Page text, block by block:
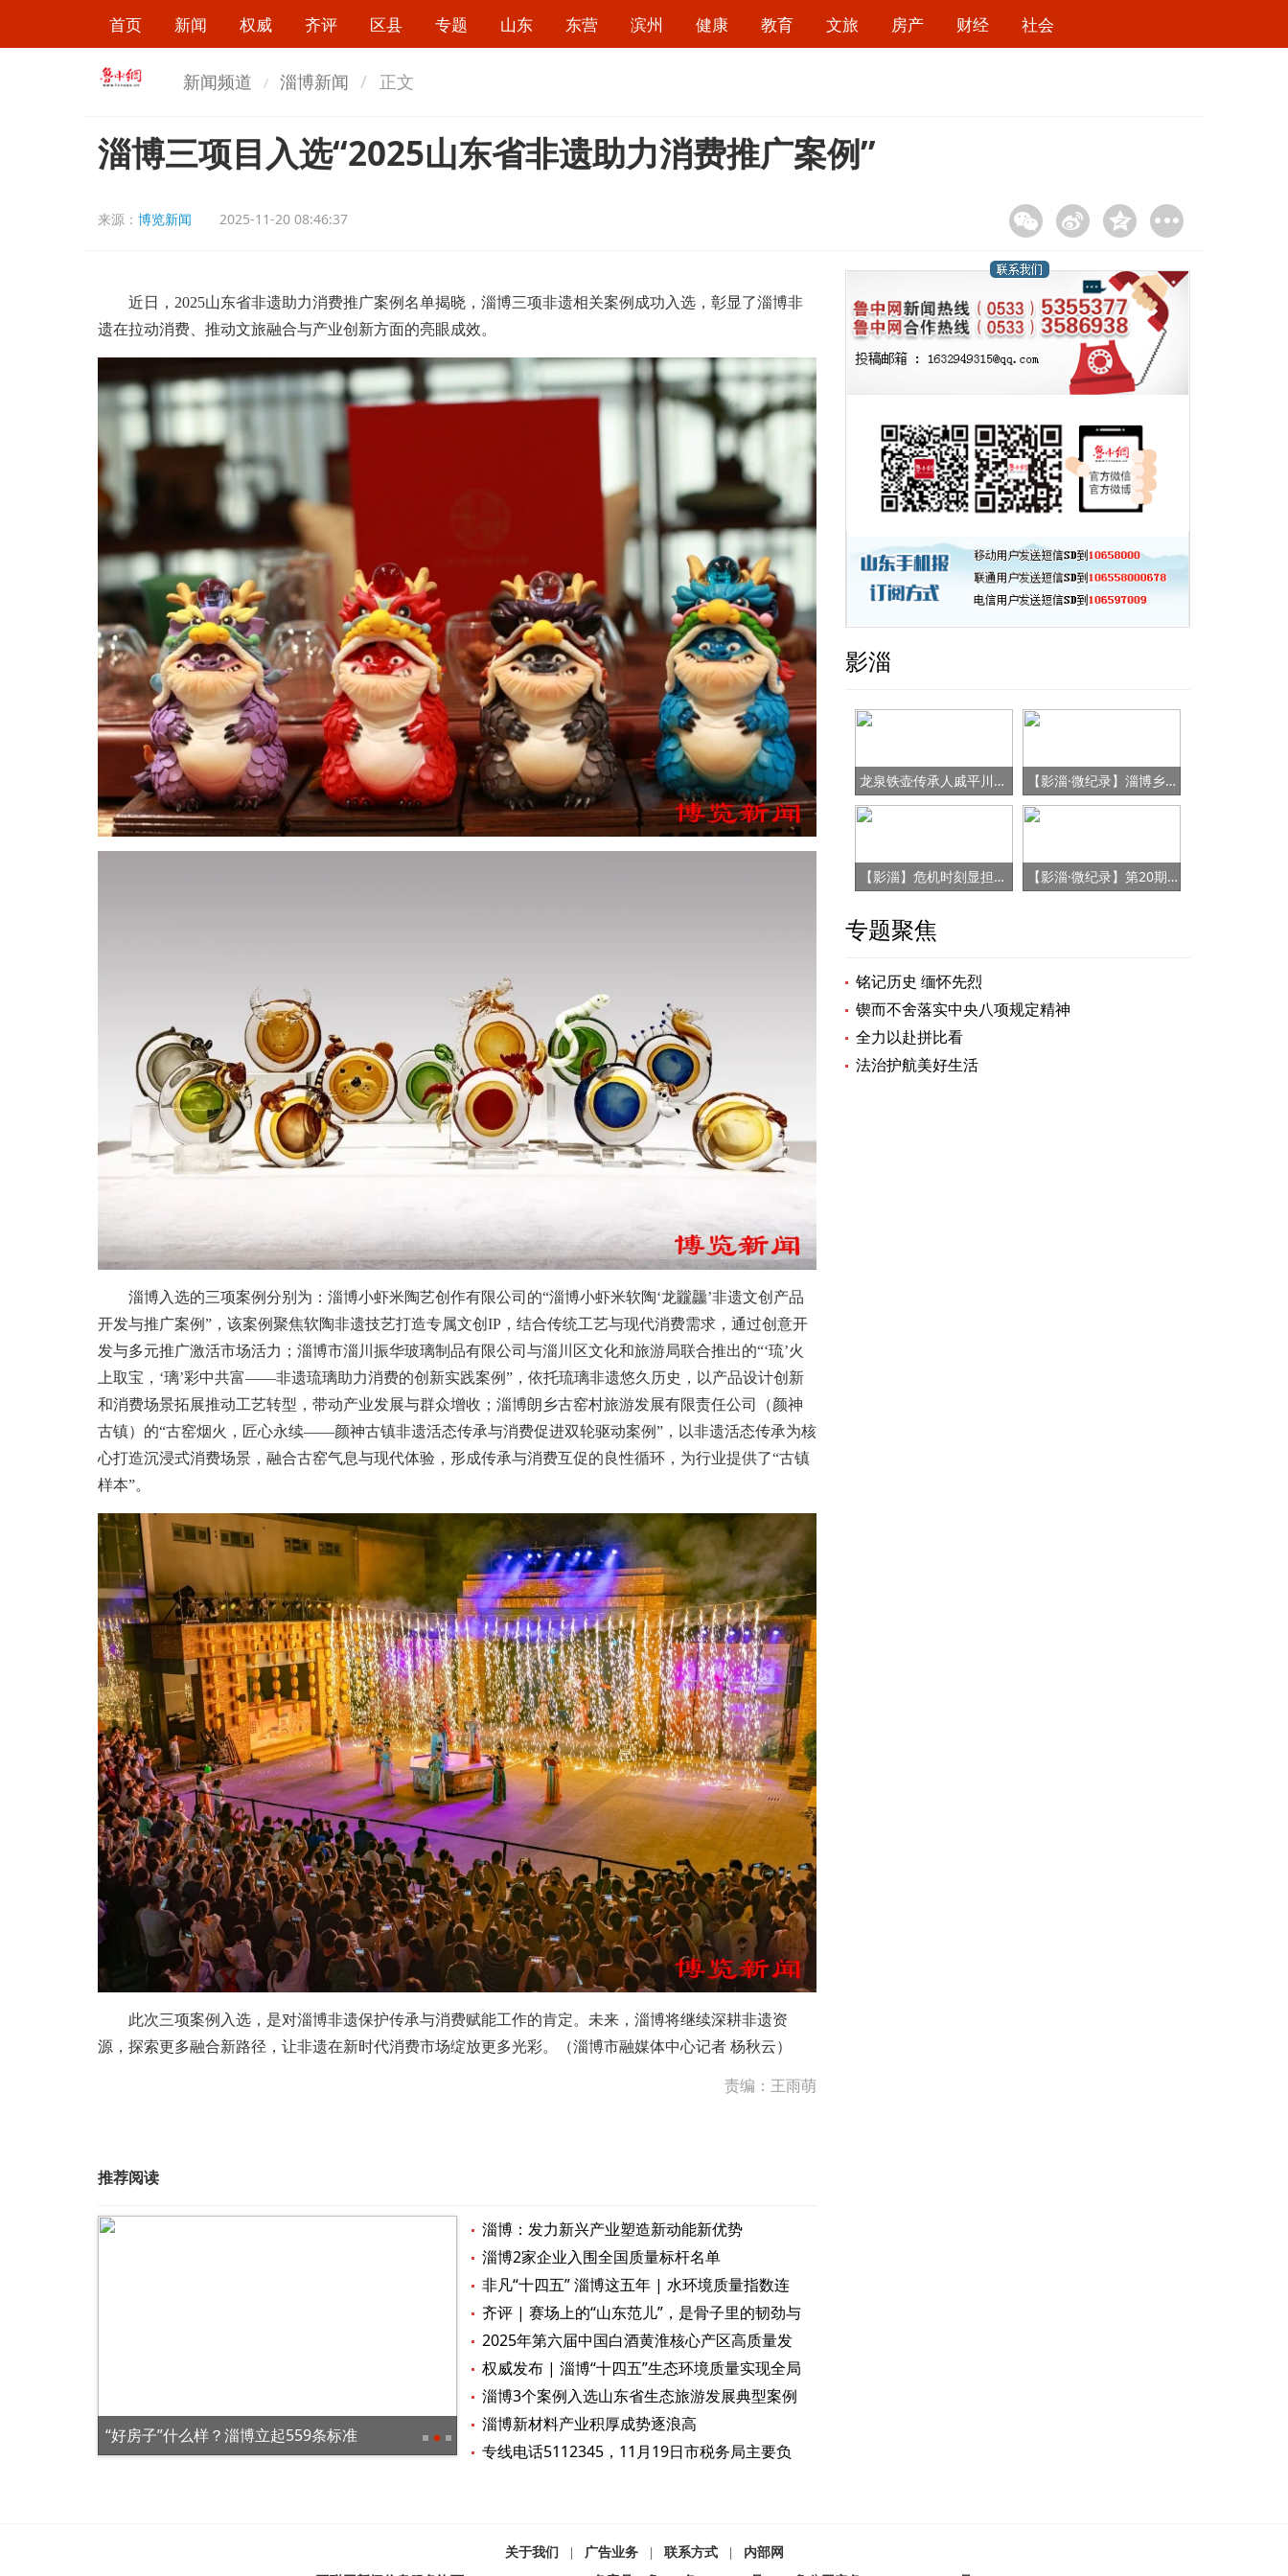
首页 新闻 权威 齐评 区县 专题 山东 东营 滨州 健康 教育 文旅 房产 财经 社会
新闻频道 淄博新闻 正文
淄博三项目入选“2025山东省非遗助力消费推广案例”
来源： 博览新闻 2025-11-20 08:46:37
近日，2025山东省非遗助力消费推广案例名单揭晓，淄博三项非遗相关案例成功入选，彰显了淄博非
遗在拉动消费、推动文旅融合与产业创新方面的亮眼成效。
淄博入选的三项案例分别为：淄博小虾米陶艺创作有限公司的“淄博小虾米软陶‘龙龖龘’非遗文创产品
开发与推广案例”，该案例聚焦软陶非遗技艺打造专属文创IP，结合传统工艺与现代消费需求，通过创意开
发与多元推广激活市场活力；淄博市淄川振华玻璃制品有限公司与淄川区文化和旅游局联合推出的“‘琉’火
上取宝，‘璃’彩中共富——非遗琉璃助力消费的创新实践案例”，依托琉璃非遗悠久历史，以产品设计创新
和消费场景拓展推动工艺转型，带动产业发展与群众增收；淄博朗乡古窑村旅游发展有限责任公司（颜神
古镇）的“古窑烟火，匠心永续——颜神古镇非遗活态传承与消费促进双轮驱动案例”，以非遗活态传承为核
心打造沉浸式消费场景，融合古窑气息与现代体验，形成传承与消费互促的良性循环，为行业提供了“古镇
样本”。
此次三项案例入选，是对淄博非遗保护传承与消费赋能工作的肯定。未来，淄博将继续深耕非遗资
源，探索更多融合新路径，让非遗在新时代消费市场绽放更多光彩。（淄博市融媒体中心记者 杨秋云）
责编：王雨萌
推荐阅读
“好房子”什么样？淄博立起559条标准
淄博：发力新兴产业塑造新动能新优势
淄博2家企业入围全国质量标杆名单
非凡“十四五” 淄博这五年 | 水环境质量指数连
续4年位居全省前2名
齐评 | 赛场上的“山东范儿”，是骨子里的韧劲与
担当
2025年第六届中国白酒黄淮核心产区高质量发
展峰会开幕
权威发布 | 淄博“十四五”生态环境质量实现全局
性突破
淄博3个案例入选山东省生态旅游发展典型案例
名单
淄博新材料产业积厚成势逐浪高
专线电话5112345，11月19日市税务局主要负
影淄
龙泉铁壶传承人戚平川的“守艺”之路 【影淄·微纪录】淄博乡村女书记的“变形记”
【影淄】危机时刻显担当 赤胆忠心保健康 【影淄·微纪录】第20期：战“疫”老将刘景春
专题聚焦
铭记历史 缅怀先烈
锲而不舍落实中央八项规定精神
全力以赴拼比看
法治护航美好生活
关于我们 广告业务 联系方式
内部网